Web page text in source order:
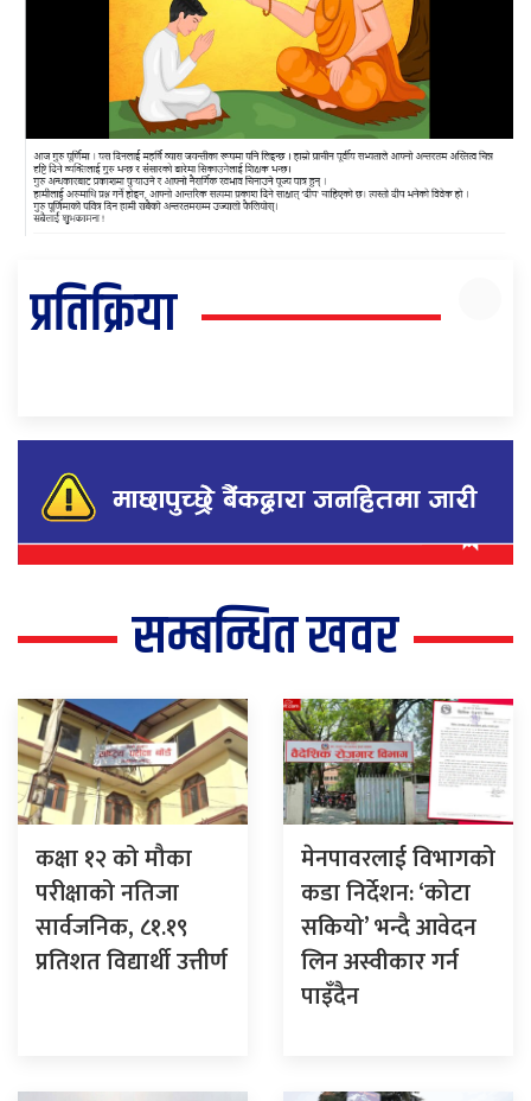
प्रतिक्रिया
सम्बन्धित खवर
कक्षा १२ को मौका
परीक्षाको नतिजा
सार्वजनिक, ८१.१९
प्रतिशत विद्यार्थी उत्तीर्ण
मेनपावरलाई विभागको
कडा निर्देशन: ‘कोटा
सकियो’ भन्दै आवेदन
लिन अस्वीकार गर्न
पाइँदैन